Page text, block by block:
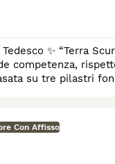
una passione
competenza,
su tre pilastri
Con Affisso